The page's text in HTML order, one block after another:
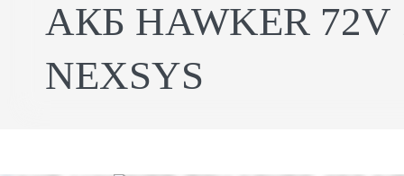
АКБ HAWKER 72V
NEXSYS